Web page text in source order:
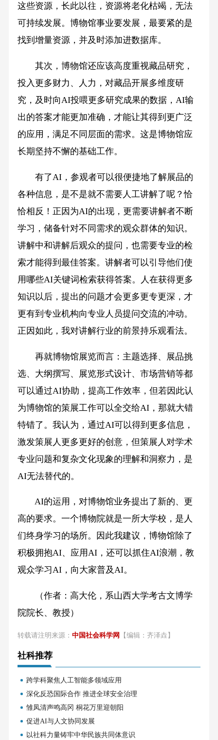
这些资源，长此以往，资源将老化枯竭，无法
可持续发展。博物馆事业要发展，最要紧的是
找到增量资源，并及时添加进数据库。
其次，博物馆还应该高度重视藏品研究，
投入更多财力、人力，对藏品开展多维度研
究，及时向AI投喂更多研究成果的数据，AI输
出的答案才能更加准确，才能让其得到更广泛
的应用，满足不同层面的需求。这是博物馆应
长期坚持不懈的基础工作。
有了AI，参观者可以很便捷地了解展品的
各种信息，是不是就不需要人工讲解了呢？恰
恰相反！正因为AI的出现，更需要讲解者不断
学习，储备针对不同需求的观众群体的知识。
讲解中和讲解后观众的提问，也需要专业的检
索才能得到最佳答案。讲解者可以引导他们使
用哪些AI关键词检索获得答案。人在获得更多
知识以后，提出的问题才会更多更专更深，才
更有到专业机构向专业人员提问交流的冲动。
正因如此，我对讲解行业的前景持乐观看法。
再就博物馆展览而言：主题选择、展品挑
选、大纲撰写、展览形式设计、市场营销等都
可以通过AI协助，提高工作效率，但若因此认
为博物馆的策展工作可以全交给AI，那就大错
特错了。我认为，通过AI可以得到更多信息，
激发策展人更多更好的创意，但策展人对学术
专业问题和复杂文化现象的理解和洞察力，是
AI无法替代的。
AI的运用，对博物馆业务提出了新的、更
高的要求。一个博物院就是一所大学校，是人
们终身学习的场所。因此我建议，博物馆除了
积极拥抱AI、应用AI，还可以抓住AI浪潮，教
观众学习AI，向大家普及AI。
（作者：高大伦，系山西大学考古文博学
院院长、教授）
转载请注明来源： 中国社会科学网 【编辑：齐泽垚】
社科推荐
跨学科聚焦人工智能多领域应用
深化反恐国际合作 推进全球安全治理
雏凤清声鸣高冈 桐花万里迎朝阳
促进AI与人文协同发展
以社科力量铸牢中华民族共同体意识